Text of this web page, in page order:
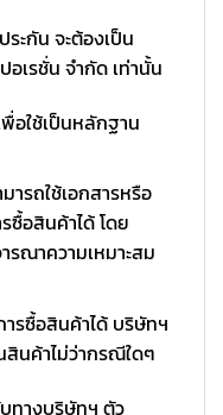
ะกัน จะต้องเป็น
เรชั่น จำกัด เท่านั้น
พื่อใช้เป็นหลักฐาน
รถใช้เอกสารหรือ
อสินค้าได้ โดย
ณาความเหมาะสม
รซื้อสินค้าได้ บริษัทฯ
สินค้าไม่ว่ากรณีใดๆ
ทางบริษัทฯ ตัว